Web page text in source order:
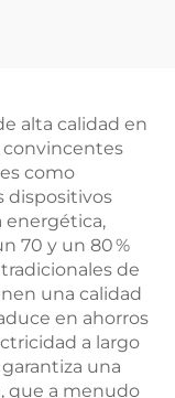
alta calidad en
convincentes
como
dispositivos
energética,
70 y un 80 %
de
una calidad
en ahorros
a largo
una
que a menudo